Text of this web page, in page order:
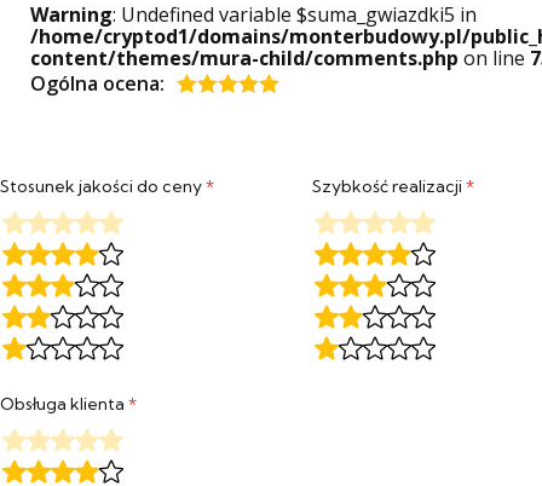
Warning: Undefined variable $suma_gwiazdki5 in
/home/cryptod1/domains/monterbudowy.pl/
content/themes/mura-child/comments.php on line
Ogólna ocena:
Stosunek jakości do ceny* Szybkość realizacji*
Obsługa klienta *